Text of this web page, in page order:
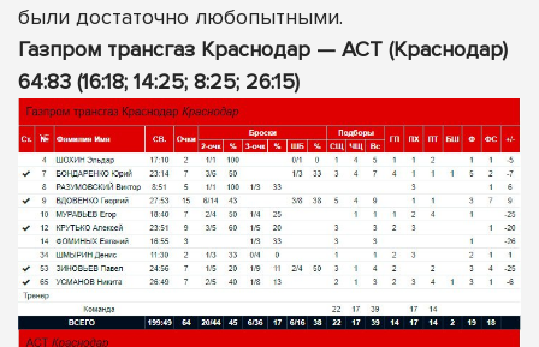
были достаточно любопытными.
Газпром трансгаз Краснодар — АСТ (Краснодар)
64:83 (16:18; 14:25; 8:25; 26:15)